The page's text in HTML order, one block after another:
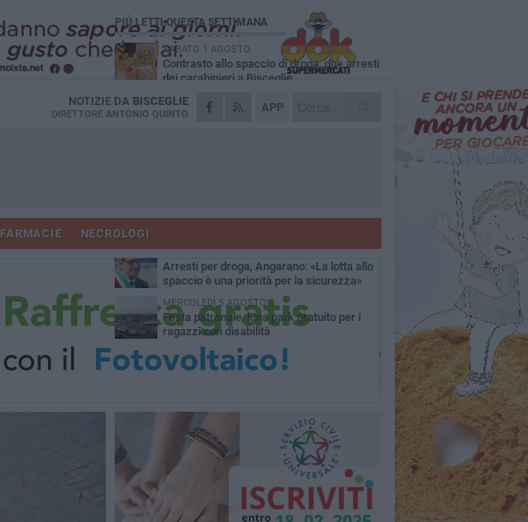
APP
NOTIZIE DA BISCEGLIE
DIRETTORE ANTONIO QUINTO
FARMACIE NECROLOGI
PIÙ LETTI QUESTA SETTIMANA
SABATO 1 AGOSTO
Contrasto allo spaccio di droga, due arresti
dei carabinieri a Bisceglie
MARTEDÌ 4 AGOSTO
Emergenza caldo, il Comune di Bisceglie
Due auto incendiate nella notte in via Dieta
SABATO 1 AGOSTO
Arresti per droga, Angarano: «La lotta allo
spaccio è una priorità per la sicurezza»
MERCOLEDÌ 5 AGOSTO
Festa patronale, luna park gratuito per i
ragazzi con disabilità